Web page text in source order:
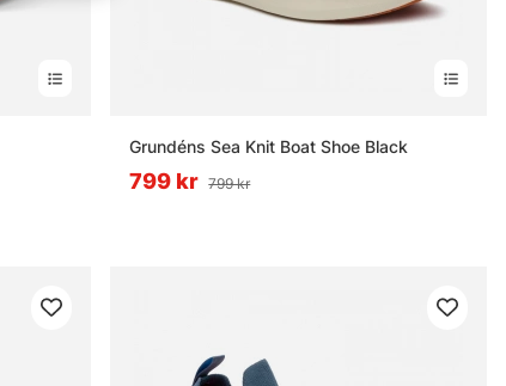
Grundéns Sea Knit Boat Shoe Black
799 kr 799 kr